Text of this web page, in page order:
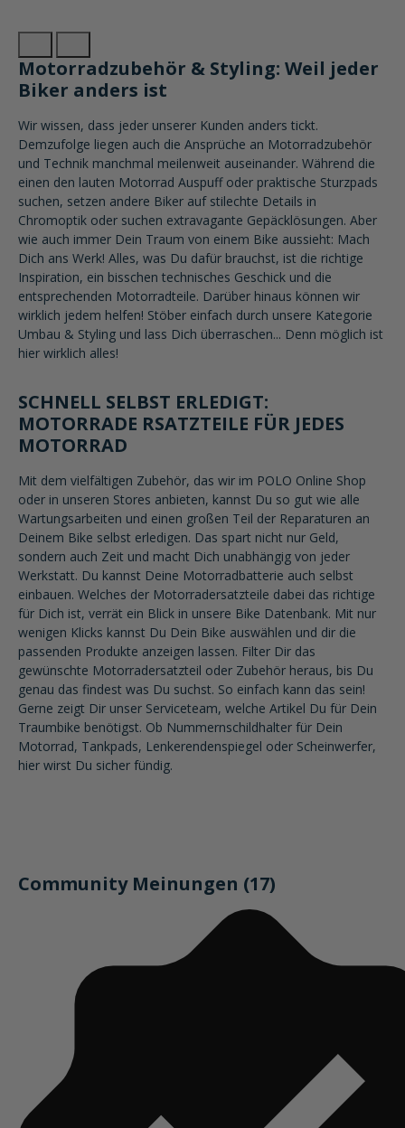
Motorradzubehör & Styling: Weil jeder
Biker anders ist
Wir wissen, dass jeder unserer Kunden anders tickt.
Demzufolge liegen auch die Ansprüche an Motorradzubehör
und Technik manchmal meilenweit auseinander. Während die
einen den lauten Motorrad Auspuff oder praktische Sturzpads
suchen, setzen andere Biker auf stilechte Details in
Chromoptik oder suchen extravagante Gepäcklösungen. Aber
wie auch immer Dein Traum von einem Bike aussieht: Mach
Dich ans Werk! Alles, was Du dafür brauchst, ist die richtige
Inspiration, ein bisschen technisches Geschick und die
entsprechenden Motorradteile. Darüber hinaus können wir
wirklich jedem helfen! Stöber einfach durch unsere Kategorie
Umbau & Styling und lass Dich überraschen... Denn möglich ist
hier wirklich alles!
SCHNELL SELBST ERLEDIGT:
MOTORRADE RSATZTEILE FÜR JEDES
MOTORRAD
Mit dem vielfältigen Zubehör, das wir im POLO Online Shop
oder in unseren Stores anbieten, kannst Du so gut wie alle
Wartungsarbeiten und einen großen Teil der Reparaturen an
Deinem Bike selbst erledigen. Das spart nicht nur Geld,
sondern auch Zeit und macht Dich unabhängig von jeder
Werkstatt. Du kannst Deine Motorradbatterie auch selbst
einbauen. Welches der Motorradersatzteile dabei das richtige
für Dich ist, verrät ein Blick in unsere Bike Datenbank. Mit nur
wenigen Klicks kannst Du Dein Bike auswählen und dir die
passenden Produkte anzeigen lassen. Filter Dir das
gewünschte Motorradersatzteil oder Zubehör heraus, bis Du
genau das findest was Du suchst. So einfach kann das sein!
Gerne zeigt Dir unser Serviceteam, welche Artikel Du für Dein
Traumbike benötigst. Ob Nummernschildhalter für Dein
Motorrad, Tankpads, Lenkerendenspiegel oder Scheinwerfer,
hier wirst Du sicher fündig.
Community Meinungen (17)